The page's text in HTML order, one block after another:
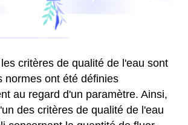
critères de qualité de l'eau sont
normes ont été définies
au regard d'un paramètre. Ainsi,
des critères de qualité de l'eau